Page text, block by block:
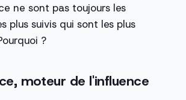
ne sont pas toujours les
plus suivis qui sont les plus
?
moteur de l'influence